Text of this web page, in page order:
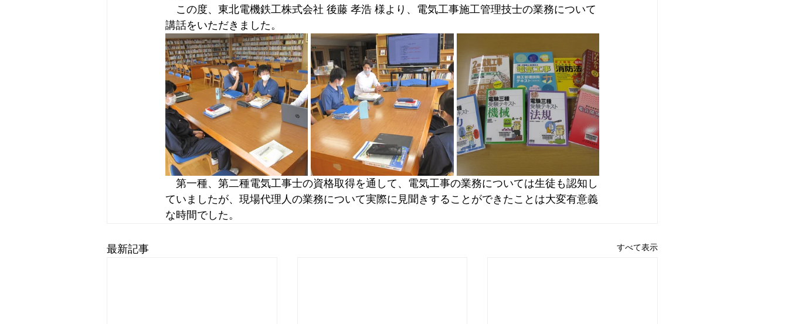
この度、東北電機鉄工株式会社 後藤 孝浩 様より、電気工事施工管理技士の業務について
講話をいただきました。
第一種、第二種電気工事士の資格取得を通して、電気工事の業務については生徒も認知し
ていましたが、現場代理人の業務について実際に見聞きすることができたことは大変有意義
な時間でした。
最新記事 すべて表示